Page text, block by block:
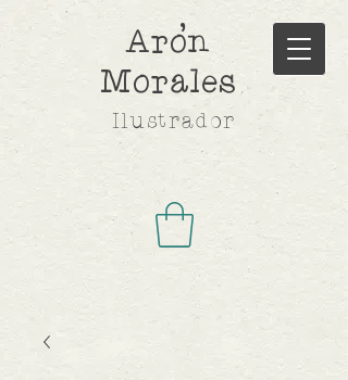
Aron
Morales
Ilustrador
,